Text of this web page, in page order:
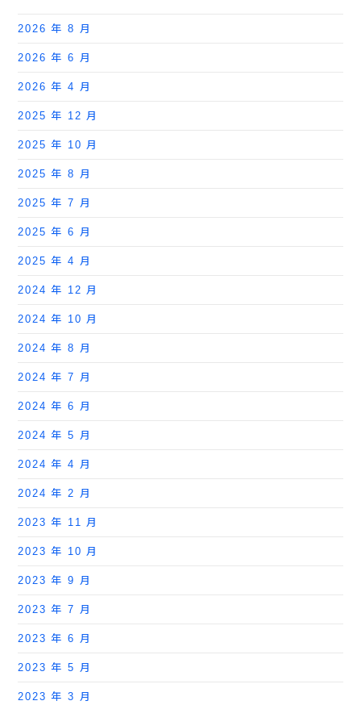
2026 年 8 月
2026 年 6 月
2026 年 4 月
2025 年 12 月
2025 年 10 月
2025 年 8 月
2025 年 7 月
2025 年 6 月
2025 年 4 月
2024 年 12 月
2024 年 10 月
2024 年 8 月
2024 年 7 月
2024 年 6 月
2024 年 5 月
2024 年 4 月
2024 年 2 月
2023 年 11 月
2023 年 10 月
2023 年 9 月
2023 年 7 月
2023 年 6 月
2023 年 5 月
2023 年 3 月